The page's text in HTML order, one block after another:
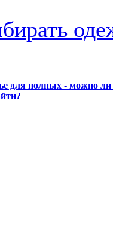
для полных - можно ли